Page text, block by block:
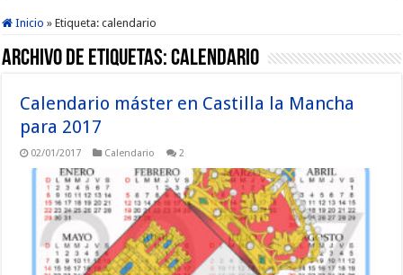
Inicio » Etiqueta:calendario
Archivo de etiquetas:calendario
Calendario máster en Castilla la Mancha
para 2017
02/01/2017 Calendario 2